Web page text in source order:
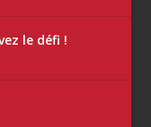
le défi !